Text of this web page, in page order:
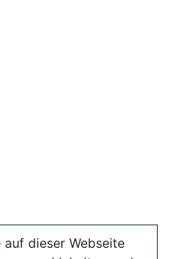
auf dieser Webseite